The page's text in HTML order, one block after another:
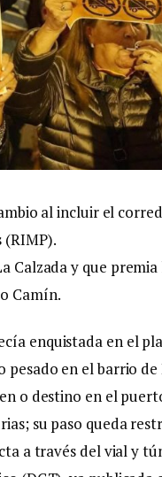
al incluir el
(RIMP).
Calzada y que
Camín.
enquistada en el
en el barrio
o destino en el
su paso queda
a través del vial y